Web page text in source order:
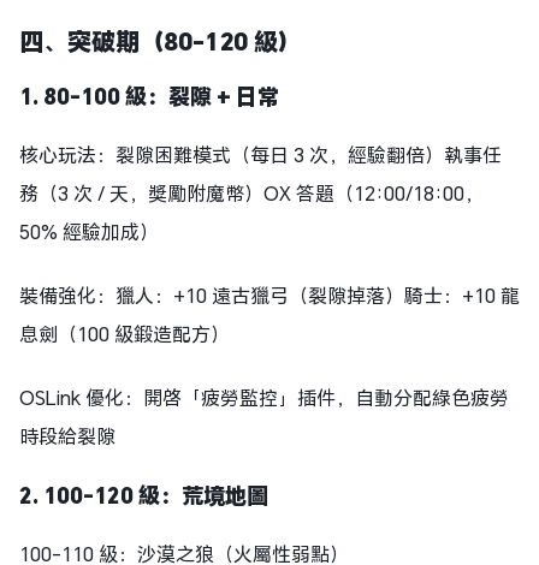
四、突破期（80-120 級）
1. 80-100 級：裂隙 + 日常
核心玩法：裂隙困難模式（每日 3 次，經驗翻倍）執事任
務（3 次 / 天，獎勵附魔幣）OX 答題（12:00/18:00，
50% 經驗加成）
裝備強化：獵人：+10 遠古獵弓（裂隙掉落）騎士：+10 龍
息劍（100 級鍛造配方）
OSLink 優化：開啓「疲勞監控」插件，自動分配綠色疲勞
時段給裂隙
2. 100-120 級：荒境地圖
100-110 級：沙漠之狼（火屬性弱點）